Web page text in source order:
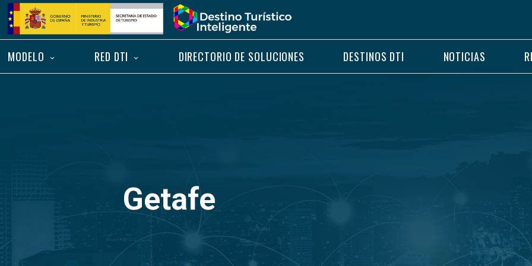
Saltar
contenido
Inicio
MODELO RED DTI DIRECTORIO DE SOLUCIONES DESTINOS DTI NOTICIAS
Getafe